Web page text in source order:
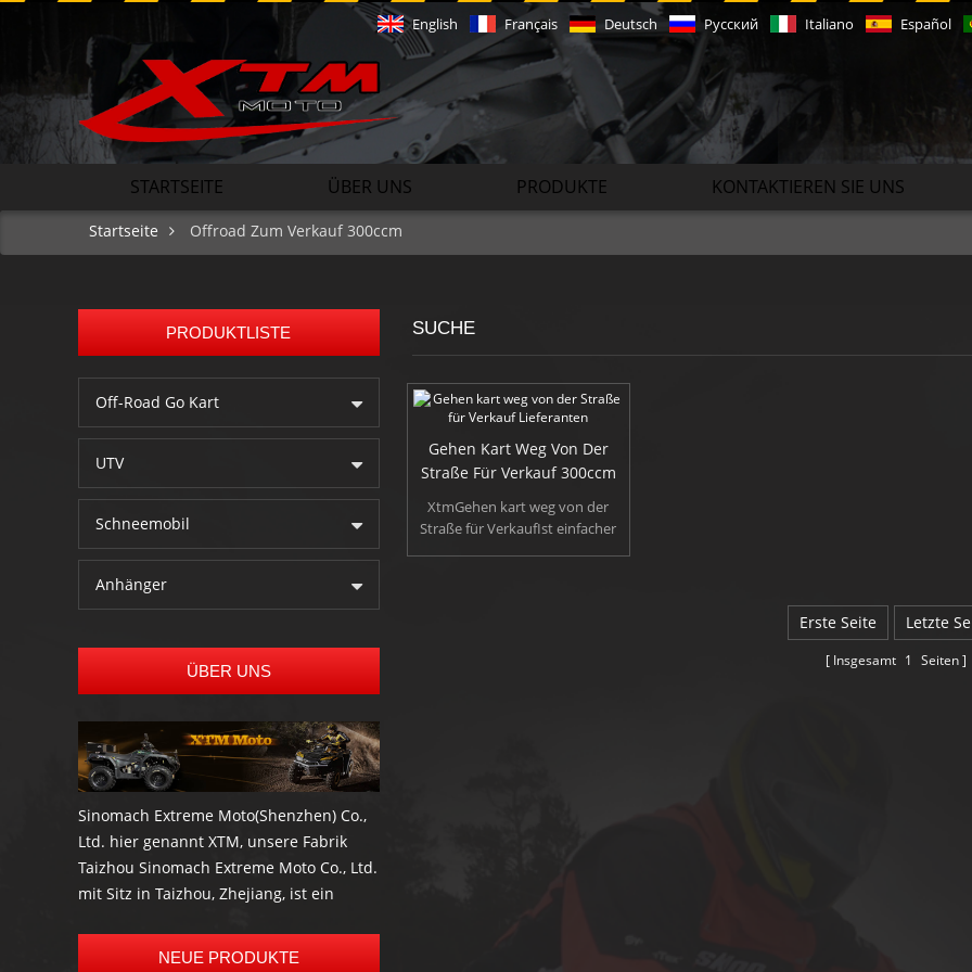
English Français Deutsch Русский Italiano Español
STARTSEITE ÜBER UNS PRODUKTE KONTAKTIEREN SIE UNS
Startseite Offroad Zum Verkauf 300ccm
PRODUKTLISTE
Off-Road Go Kart
UTV
Schneemobil
Anhänger
ÜBER UNS
Sinomach Extreme Moto(Shenzhen) Co.,
Ltd. hier genannt XTM, unsere Fabrik
Taizhou Sinomach Extreme Moto Co., Ltd.
mit Sitz in Taizhou, Zhejiang, ist ein
NEUE PRODUKTE
SUCHE
Gehen Kart Weg Von Der
Straße Für Verkauf 300ccm
XtmGehen kart weg von der
Straße für VerkaufIst einfacher
Erste Seite Letzte
Insgesamt 1 Seiten